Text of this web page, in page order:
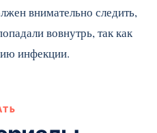
внимательно следить,
вовнутрь, так как
инфекции.